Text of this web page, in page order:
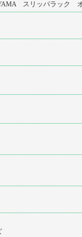
スリッパラック